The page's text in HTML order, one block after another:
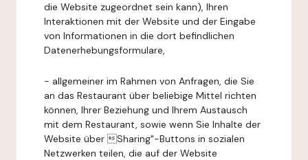
die Website zugeordnet sein kann), Ihren
Interaktionen mit der Website und der Eingabe
von Informationen in die dort befindlichen
Datenerhebungsformulare,
- allgemeiner im Rahmen von Anfragen, die Sie
an das Restaurant über beliebige Mittel richten
können, Ihrer Beziehung und Ihrem Austausch
mit dem Restaurant, sowie wenn Sie Inhalte der
Website über Sharing"-Buttons in sozialen
Netzwerken teilen, die auf der Website